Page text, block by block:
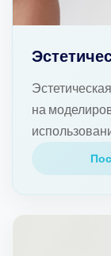
на
достижения
результатов.